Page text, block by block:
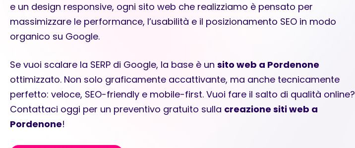
e un design responsive, ogni sito web che realizziamo è pensato per
massimizzare le performance, l’usabilità e il posizionamento SEO in modo
organico su Google.
Se vuoi scalare la SERP di Google, la base è un sito web a Pordenone
ottimizzato. Non solo graficamente accattivante, ma anche tecnicamente
perfetto: veloce, SEO-friendly e mobile-first. Vuoi fare il salto di qualità online?
Contattaci oggi per un preventivo gratuito sulla creazione siti web a
Pordenone!